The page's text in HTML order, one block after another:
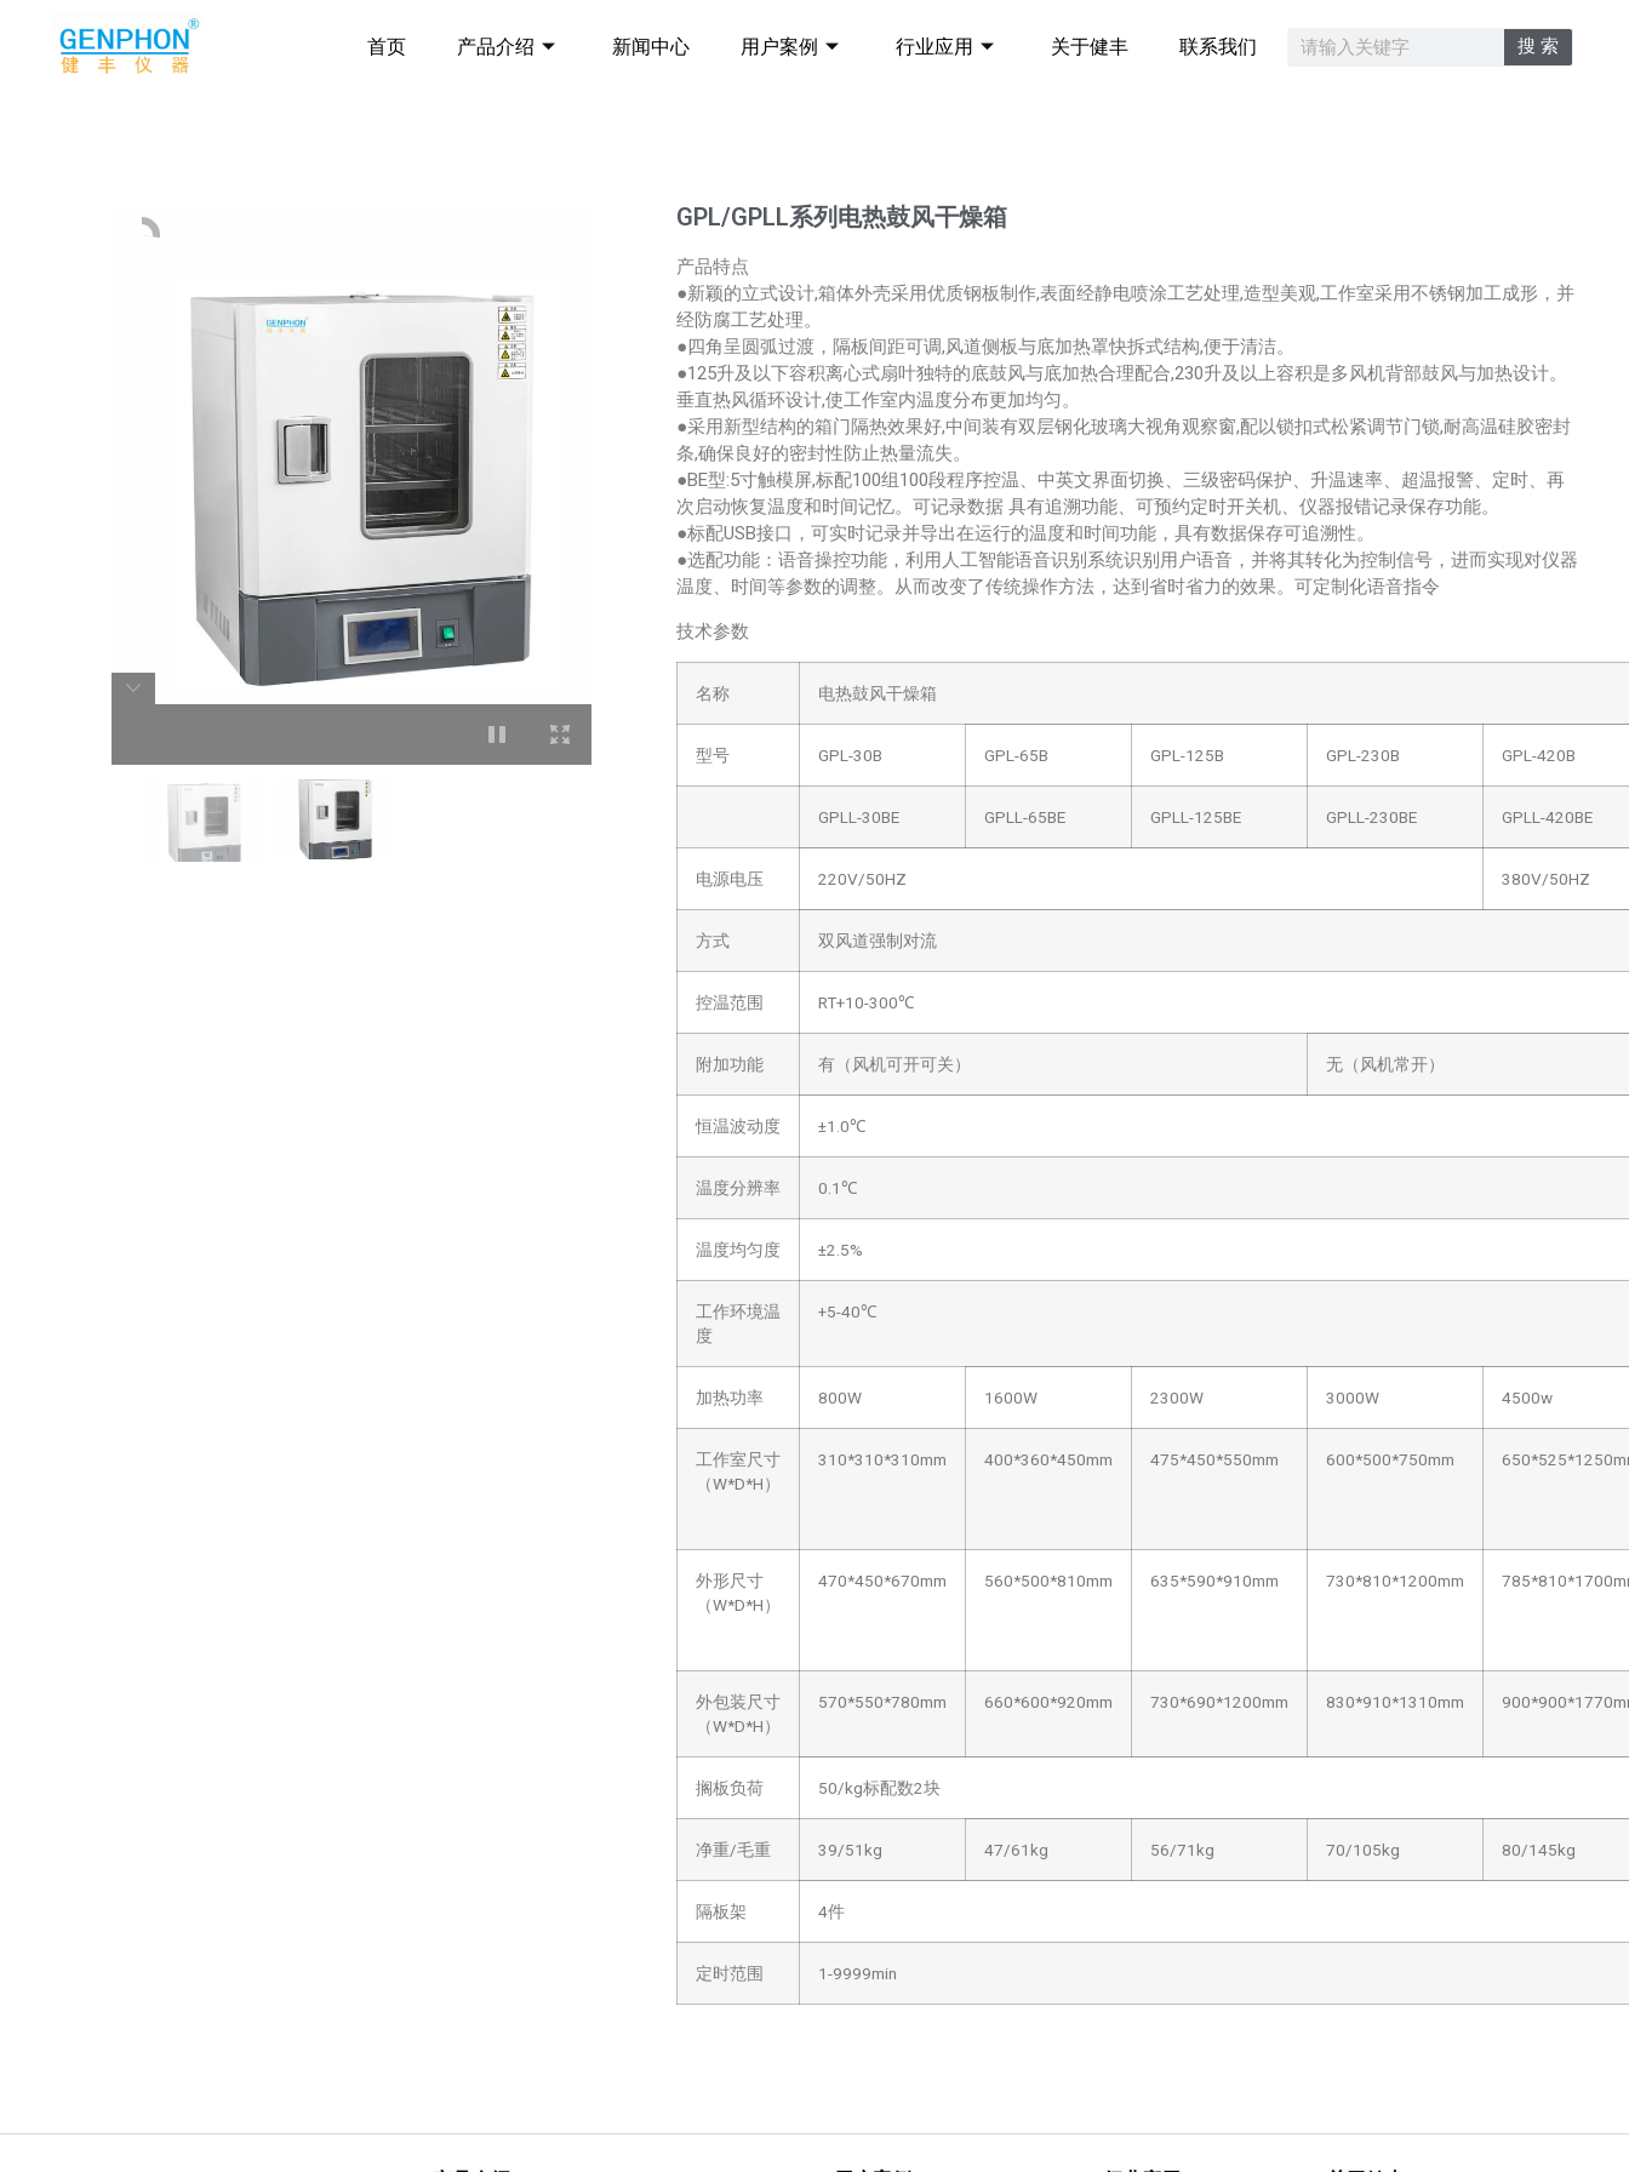
首页 产品介绍 新闻中心 用户案例 行业应用 关于健丰 联系我们 搜 索
GPL/GPLL系列电热鼓风干燥箱
产品特点
●新颖的立式设计,箱体外壳采用优质钢板制作,表面经静电喷涂工艺处理,造型美观,工作室采用不锈钢加工成形，并
经防腐工艺处理。
●四角呈圆弧过渡，隔板间距可调,风道侧板与底加热罩快拆式结构,便于清洁。
●125升及以下容积离心式扇叶独特的底鼓风与底加热合理配合,230升及以上容积是多风机背部鼓风与加热设计。
垂直热风循环设计,使工作室内温度分布更加均匀。
●采用新型结构的箱门隔热效果好,中间装有双层钢化玻璃大视角观察窗,配以锁扣式松紧调节门锁,耐高温硅胶密封
条,确保良好的密封性防止热量流失。
●BE型:5寸触模屏,标配100组100段程序控温、中英文界面切换、三级密码保护、升温速率、超温报警、定时、再
次启动恢复温度和时间记忆。可记录数据 具有追溯功能、可预约定时开关机、仪器报错记录保存功能。
●标配USB接口，可实时记录并导出在运行的温度和时间功能，具有数据保存可追溯性。
●选配功能：语音操控功能，利用人工智能语音识别系统识别用户语音，并将其转化为控制信号，进而实现对仪器
温度、时间等参数的调整。从而改变了传统操作方法，达到省时省力的效果。可定制化语音指令
技术参数
名称 电热鼓风干燥箱
型号 GPL-30B GPL-65B GPL-125B GPL-230B GPL-420B
GPLL-30BE GPLL-65BE GPLL-125BE GPLL-230BE GPLL-420BE
电源电压 220V/50HZ 380V/50HZ
方式 双风道强制对流
控温范围 RT+10-300℃
附加功能 有（风机可开可关） 无（风机常开）
恒温波动度 ±1.0℃
温度分辨率 0.1℃
温度均匀度 ±2.5%
工作环境温
度
+5-40℃
加热功率 800W 1600W 2300W 3000W 4500w
工作室尺寸
（W*D*H）
310*310*310mm 400*360*450mm 475*450*550mm 600*500*750mm
外形尺寸
（W*D*H）
470*450*670mm 560*500*810mm 635*590*910mm 730*810*1200mm
外包装尺寸
（W*D*H）
570*550*780mm 660*600*920mm 730*690*1200mm 830*910*1310mm
搁板负荷 50/kg标配数2块
净重/毛重 39/51kg 47/61kg 56/71kg 70/105kg 80/145kg
隔板架 4件
定时范围 1-9999min